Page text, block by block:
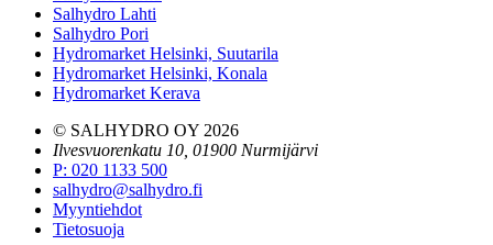
Salhydro Lahti
Salhydro Pori
Hydromarket Helsinki, Suutarila
Hydromarket Helsinki, Konala
Hydromarket Kerava
© SALHYDRO OY 2026
Ilvesvuorenkatu 10, 01900 Nurmijärvi
P: 020 1133 500
salhydro@salhydro.fi
Myyntiehdot
Tietosuoja